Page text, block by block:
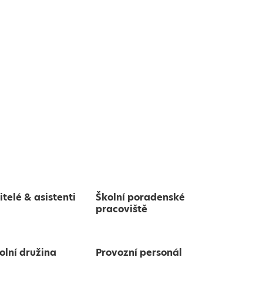
& asistenti
Školní poradenské
pracoviště
družina Provozní personál